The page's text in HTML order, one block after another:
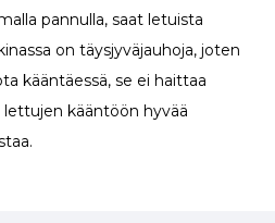
pannulla, saat letuista
on täysjyväjauhoja, joten
kääntäessä, se ei haittaa
kääntöön hyvää